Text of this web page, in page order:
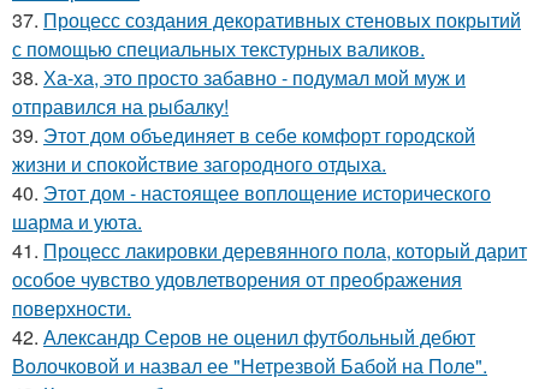
37. Процесс создания декоративных стеновых покрытий
с помощью специальных текстурных валиков.
38. Ха-ха, это просто забавно - подумал мой муж и
отправился на рыбалку!
39. Этот дом объединяет в себе комфорт городской
жизни и спокойствие загородного отдыха.
40. Этот дом - настоящее воплощение исторического
шарма и уюта.
41. Процесс лакировки деревянного пола, который дарит
особое чувство удовлетворения от преображения
поверхности.
42. Александр Серов не оценил футбольный дебют
Волочковой и назвал ее "Нетрезвой Бабой на Поле".